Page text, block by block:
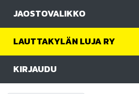
JAOSTOVALIKKO
LAUTTAKYLÄN LUJA RY
KIRJAUDU